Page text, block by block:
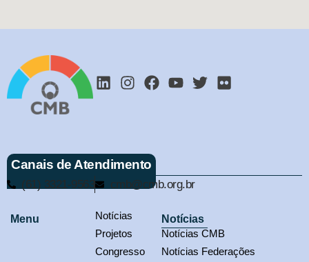
Canais de Atendimento
(61) 3321-9563 cmb@cmb.org.br
Menu
Notícias
Projetos
Congresso
Notícias
Notícias CMB
Notícias Federações